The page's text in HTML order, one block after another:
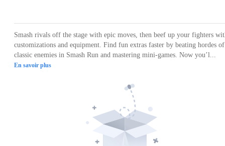
Smash rivals off the stage with epic moves, then beef up your fighters
customizations and equipment. Find fun extras faster by beating hordes of
classic enemies in Smash Run and mastering mini-games. Now you’l...
En savoir plus